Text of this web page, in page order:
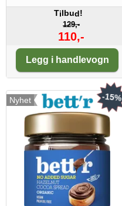
Tilbud!
129,-
110,-
Legg i handlevogn
Nyhet -15%